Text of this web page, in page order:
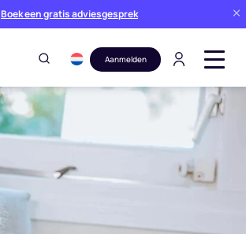
Boek een gratis adviesgesprek
Aanmelden